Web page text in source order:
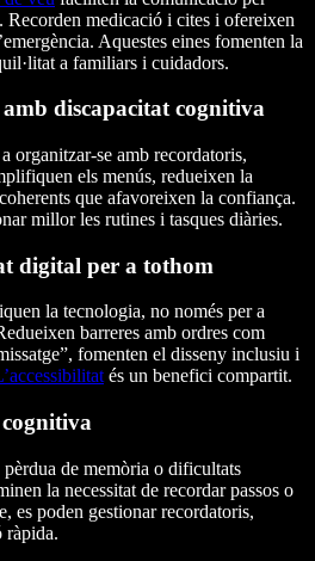
Recorden medicació i cites i ofereixen
Aquestes eines fomenten la
a familiars i cuidadors.
discapacitat cognitiva
organitzar-se amb recordatoris,
els menús, redueixen la
que afavoreixen la confiança.
millor les rutines i tasques diàries.
digital per a tothom
la tecnologia, no només per a
barreres amb ordres com
fomenten el disseny inclusiu i
és un benefici compartit.
pèrdua de memòria o dificultats
la necessitat de recordar passos o
es poden gestionar recordatoris,
ràpida.